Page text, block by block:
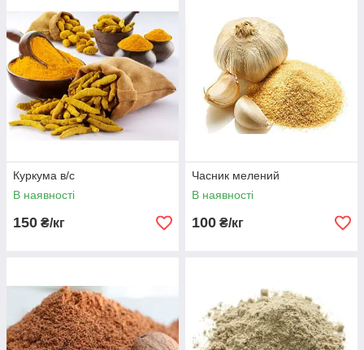
Куркума в/с
В наявності
150 ₴/кг
Часник мелений
В наявності
100 ₴/кг